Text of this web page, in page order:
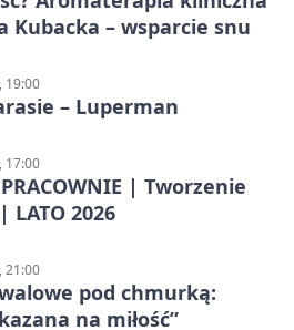
Kubacka – wsparcie snu
19:00
– Luperman
17:00
PRACOWNIE | Tworzenie
2026
21:00
pod chmurką:
na miłość”